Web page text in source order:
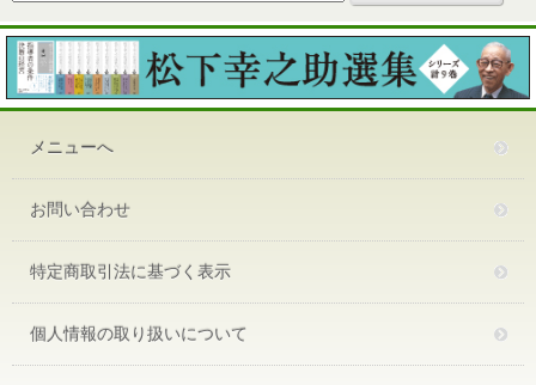
メニューへ
お問い合わせ
特定商取引法に基づく表示
個人情報の取り扱いについて